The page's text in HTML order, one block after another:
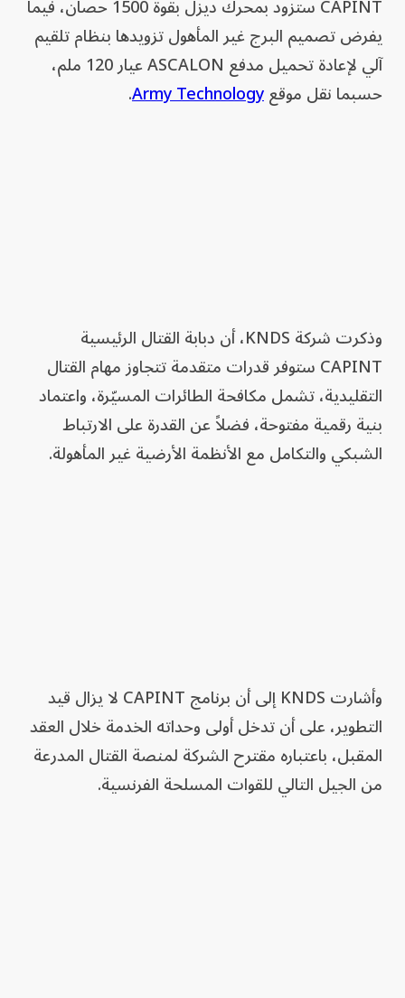
يفرض تصميم البرج غير المأهول تزويدها بنظام تلقيم
آلي لإعادة تحميل مدفع ASCALON عيار 120 ملم،
حسبما نقل موقعArmy Technology
.
وذكرت شركة KNDS، أن دبابة القتال الرئيسية
CAPINT ستوفر قدرات متقدمة تتجاوز مهام القتال
التقليدية، تشمل مكافحة الطائرات المسيّرة، واعتماد
بنية رقمية مفتوحة، فضلاً عن القدرة على الارتباط
الشبكي والتكامل مع الأنظمة الأرضية غير المأهولة.
وأشارت KNDS إلى أن برنامج CAPINT لا يزال قيد
التطوير، على أن تدخل أولى وحداته الخدمة خلال العقد
المقبل، باعتباره مقترح الشركة لمنصة القتال المدرعة
من الجيل التالي للقوات المسلحة الفرنسية.